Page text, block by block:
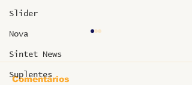
Slider
Nova
Sintet News
Suplentes
Comentários